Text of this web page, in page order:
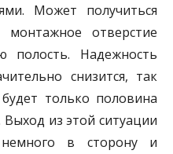
Может получиться
монтажное отверстие
полость. Надежность
снизится, так
только половина
из этой ситуации
в сторону и